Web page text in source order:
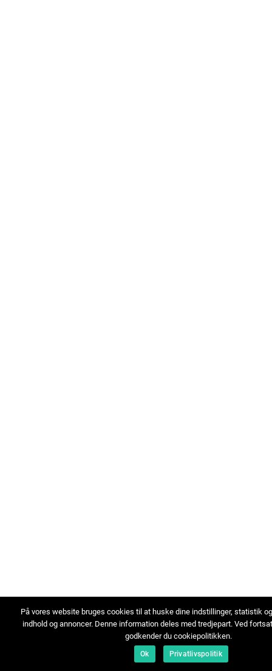
På vores website bruges cookies til at huske dine indstillinger, statistik
indhold og annoncer. Denne information deles med tredjepart. Ved
godkender du cookiepolitikken.
Ok Privatlivspolitik